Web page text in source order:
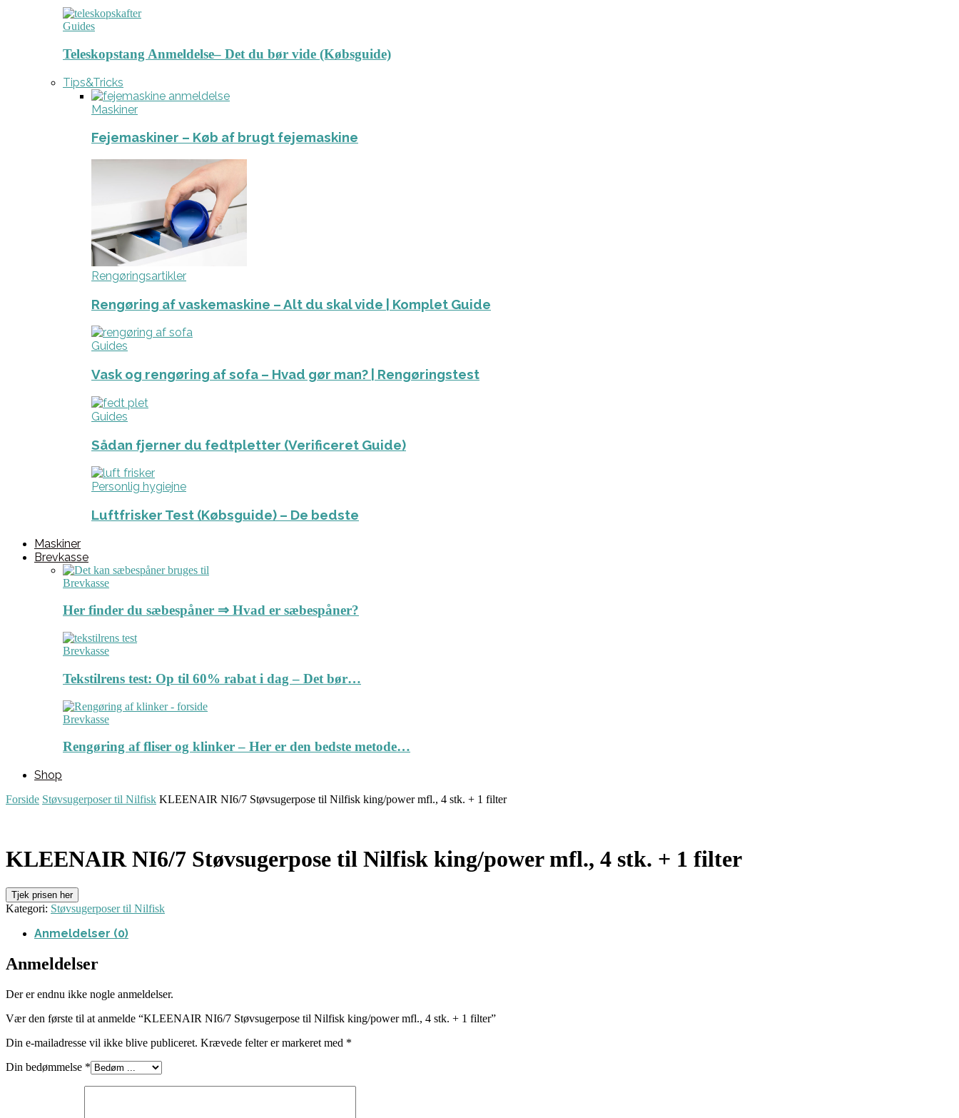
Guides
Teleskopstang Anmeldelse– Det du bør vide (Købsguide)
Tips&Tricks
Maskiner
Fejemaskiner – Køb af brugt fejemaskine
Rengøringsartikler
Rengøring af vaskemaskine – Alt du skal vide | Komplet Guide
Guides
Vask og rengøring af sofa – Hvad gør man? | Rengøringstest
Guides
Sådan fjerner du fedtpletter (Verificeret Guide)
Personlig hygiejne
Luftfrisker Test (Købsguide) – De bedste
Maskiner
Brevkasse
Brevkasse
Her finder du sæbespåner ⇒ Hvad er sæbespåner?
Brevkasse
Tekstilrens test: Op til 60% rabat i dag – Det bør…
Brevkasse
Rengøring af fliser og klinker – Her er den bedste metode…
Shop
Forside Støvsugerposer til Nilfisk KLEENAIR NI6/7 Støvsugerpose til Nilfisk king/power mfl., 4 stk. + 1 filter
KLEENAIR NI6/7 Støvsugerpose til Nilfisk king/power mfl., 4 stk. + 1 filter
Tjek prisen her
Kategori: Støvsugerposer til Nilfisk
Anmeldelser (0)
Anmeldelser
Der er endnu ikke nogle anmeldelser.
Vær den første til at anmelde “KLEENAIR NI6/7 Støvsugerpose til Nilfisk king/power mfl., 4 stk. + 1 filter”
Din e-mailadresse vil ikke blive publiceret. Krævede felter er markeret med *
Din bedømmelse *